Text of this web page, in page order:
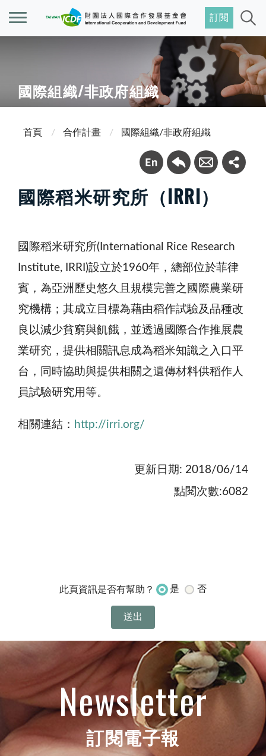
訂閱
國際組織/非政府組織
首頁 合作計畫 國際組織/非政府組織
國際稻米研究所（IRRI）
國際稻米研究所(International Rice Research
Institute, IRRI)設立於1960年，總部位於菲律
賓，為亞洲歷史悠久且規模完善之國際農業研
究機構；其成立目標為藉由稻作試驗及品種改
良以減少貧窮與飢餓，並透過國際合作推展農
業研究，提供相關訊息成為稻米知識之入口平
台，同時協助與提供相關之遺傳材料供稻作人
員試驗研究用等。
相關連結： http://irri.org/
更新日期: 2018/06/14
點閱次數:6082
此頁資訊是否有幫助？ 是 否
Newsletter
訂閱電子報